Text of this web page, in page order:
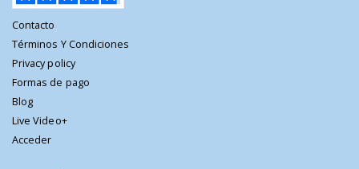
Contacto
Términos Y Condiciones
Privacy policy
Formas de pago
Blog
Live Video+
Acceder